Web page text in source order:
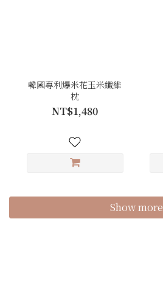
韓國專利爆米花玉米纖維
枕
NT$1,480
Show more